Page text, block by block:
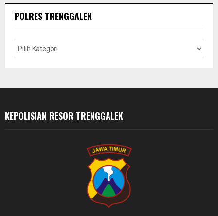
hPOLRES TRENGGALEK
KEPOLISIAN RESOR TRENGGALEK